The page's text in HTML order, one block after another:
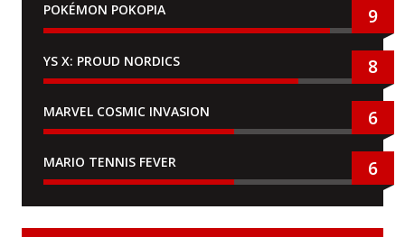
POKÉMON POKOPIA 9
YS X: PROUD NORDICS 8
MARVEL COSMIC INVASION 6
MARIO TENNIS FEVER 6